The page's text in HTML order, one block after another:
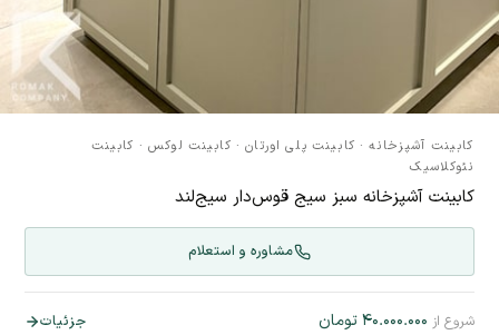
کابینت آشپزخانه· کابینت پلی اورتان· کابینت لوکس· کابینت
نئوکلاسیک
کابینت آشپزخانه سبز سیج قوس‌دار سیج‌لند
مشاوره و استعلام
شروع از ۴۰.۰۰۰.۰۰۰ تومان جزئیات